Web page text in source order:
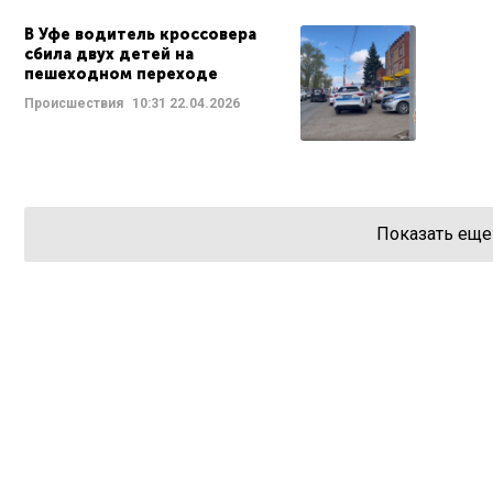
В Уфе водитель кроссовера
сбила двух детей на
пешеходном переходе
Происшествия 10:31 22.04.2026
Показать